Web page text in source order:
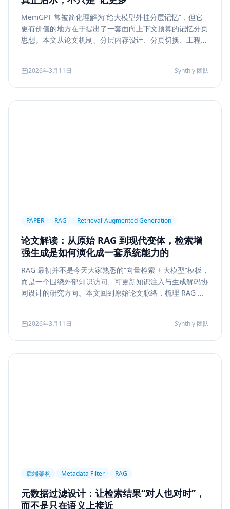
MemGPT 常被简化理解为“给大模型外挂分层记忆”，但它
更有价值的地方在于提出了一套面向上下文预算的记忆分页
思想。本文从论文机制、分层内存设计、分页切换、工程可
2026年3月11日 Synthly 团队
PAPER RAG Retrieval-Augmented Generation
论文解读：从原始 RAG 到现代变体，检索增
强生成是如何演化成一套系统能力的
RAG 最初并不是今天大家熟悉的“向量检索 + 大模型”模板，
而是一个围绕外部知识访问、可更新知识注入与生成解码协
同设计的研究方向。本文回到原始论文脉络，梳理 RAG 如
retrieval 等现代变体，并总结其中真正持续成立的工程原
则。
2026年3月11日 Synthly 团队
后端架构 Metadata Filter RAG
元数据过滤设计：让检索结果“对人也对时”，
而不是只在语义上接近